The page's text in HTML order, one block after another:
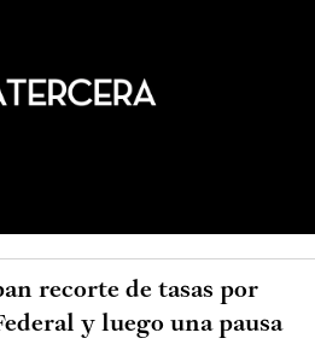
recorte de tasas por
y luego una pausa